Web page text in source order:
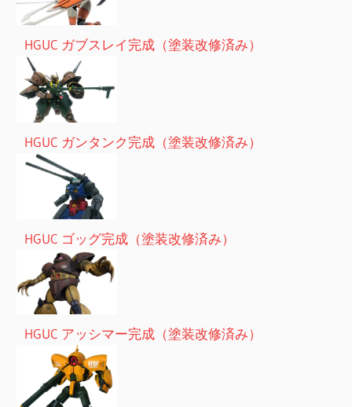
HGUC ガブスレイ完成（塗装改修済み）
HGUC ガンタンク完成（塗装改修済み）
HGUC ゴッグ完成（塗装改修済み）
HGUC アッシマー完成（塗装改修済み）